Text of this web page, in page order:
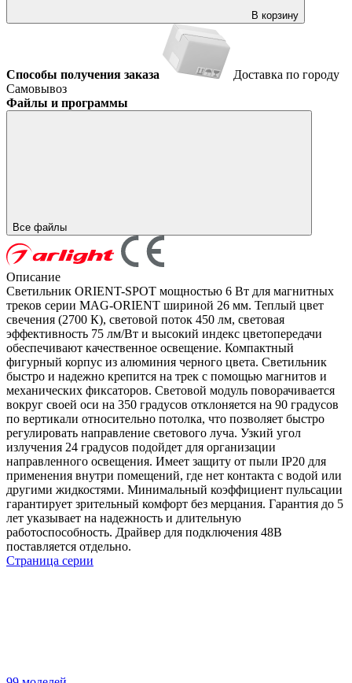
В корзину
Способы получения заказа
Доставка по городу
Самовывоз
Файлы и программы
Все файлы
Описание
Светильник ORIENT-SPOT мощностью 6 Вт для магнитных
треков серии MAG-ORIENT шириной 26 мм. Теплый цвет
свечения (2700 К), световой поток 450 лм, световая
эффективность 75 лм/Вт и высокий индекс цветопередачи
обеспечивают качественное освещение. Компактный
фигурный корпус из алюминия черного цвета. Светильник
быстро и надежно крепится на трек с помощью магнитов и
механических фиксаторов. Световой модуль поворачивается
вокруг своей оси на 350 градусов отклоняется на 90 градусов
по вертикали относительно потолка, что позволяет быстро
регулировать направление светового луча. Узкий угол
излучения 24 градусов подойдет для организации
направленного освещения. Имеет защиту от пыли IP20 для
применения внутри помещений, где нет контакта с водой или
другими жидкостями. Минимальный коэффициент пульсации
гарантирует зрительный комфорт без мерцания. Гарантия до 5
лет указывает на надежность и длительную
работоспособность. Драйвер для подключения 48В
поставляется отдельно.
Страница серии